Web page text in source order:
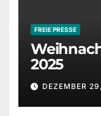
FREIE PRESSE
2025
DEZEMBER